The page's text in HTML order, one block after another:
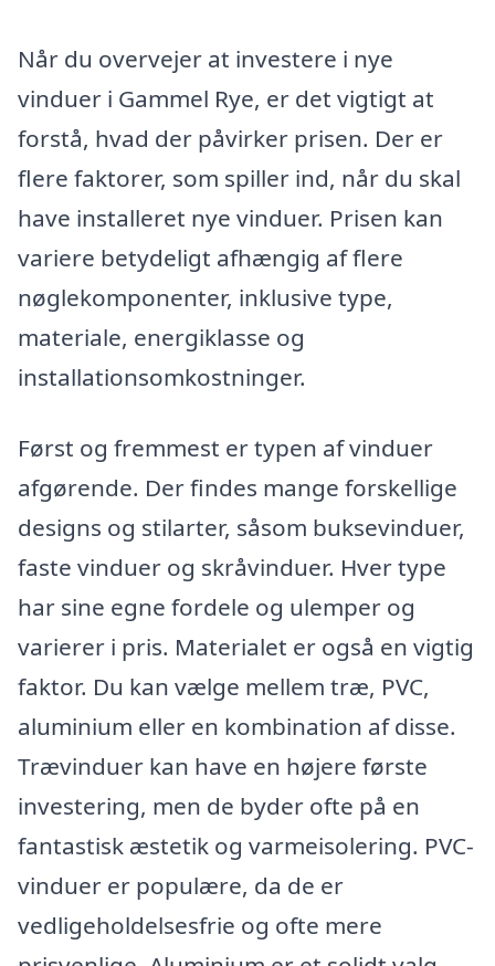
Når du overvejer at investere i nye
vinduer i Gammel Rye, er det vigtigt at
forstå, hvad der påvirker prisen. Der er
flere faktorer, som spiller ind, når du skal
have installeret nye vinduer. Prisen kan
variere betydeligt afhængig af flere
nøglekomponenter, inklusive type,
materiale, energiklasse og
installationsomkostninger.
Først og fremmest er typen af vinduer
afgørende. Der findes mange forskellige
designs og stilarter, såsom buksevinduer,
faste vinduer og skråvinduer. Hver type
har sine egne fordele og ulemper og
varierer i pris. Materialet er også en vigtig
faktor. Du kan vælge mellem træ, PVC,
aluminium eller en kombination af disse.
Trævinduer kan have en højere første
investering, men de byder ofte på en
fantastisk æstetik og varmeisolering. PVC-
vinduer er populære, da de er
vedligeholdelsesfrie og ofte mere